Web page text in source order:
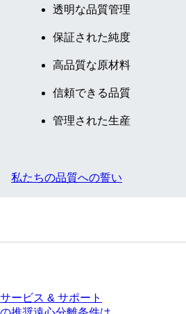
透明な品質管理
保証された純度
高品質な原材料
信頼できる品質
管理された生産
私たちの品質への誓い
サービス & サポート